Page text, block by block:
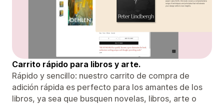
Carrito rápido para libros y arte.
Rápido y sencillo: nuestro carrito de compra de
adición rápida es perfecto para los amantes de los
libros, ya sea que busquen novelas, libros, arte o